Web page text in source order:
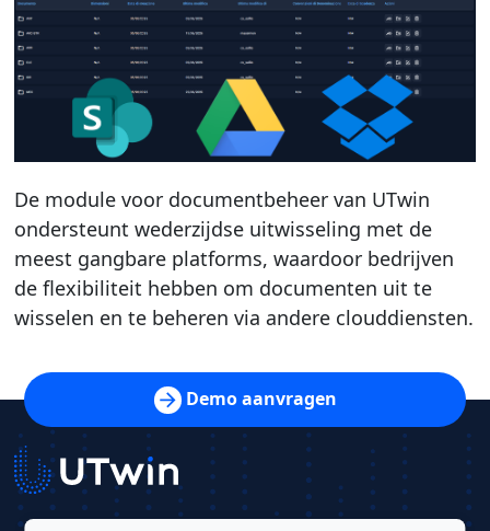
De module voor documentbeheer van UTwin
ondersteunt wederzijdse uitwisseling met de
meest gangbare platforms, waardoor bedrijven
de flexibiliteit hebben om documenten uit te
wisselen en te beheren via andere clouddiensten.
Demo aanvragen